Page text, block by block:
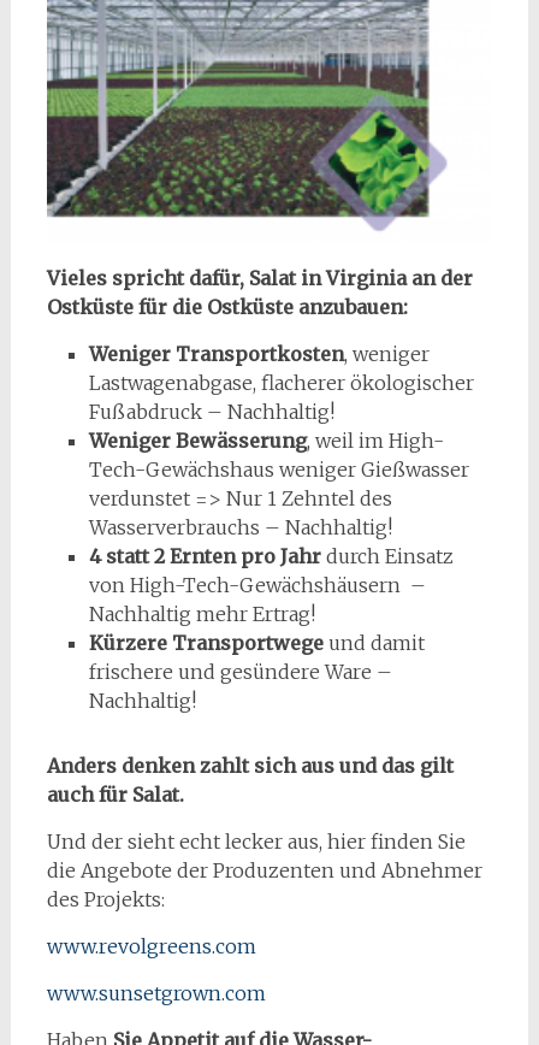
Vieles spricht dafür, Salat in Virginia an der
Ostküste für die Ostküste anzubauen:
Weniger Transportkosten, weniger
Lastwagenabgase, flacherer ökologischer
Fußabdruck – Nachhaltig!
Weniger Bewässerung, weil im High-
Tech-Gewächshaus weniger Gießwasser
verdunstet => Nur 1 Zehntel des
Wasserverbrauchs – Nachhaltig!
4 statt 2 Ernten pro Jahrdurch Einsatz
von High-Tech-Gewächshäusern –
Nachhaltig mehr Ertrag!
Kürzere Transportwegeund damit
frischere und gesündere Ware –
Nachhaltig!
Anders denken zahlt sich aus und das gilt
auch für Salat.
Und der sieht echt lecker aus, hier finden Sie
die Angebote der Produzenten und Abnehmer
des Projekts:
www.revolgreens.com
www.sunsetgrown.com
Haben Sie Appetit auf die Wasser-